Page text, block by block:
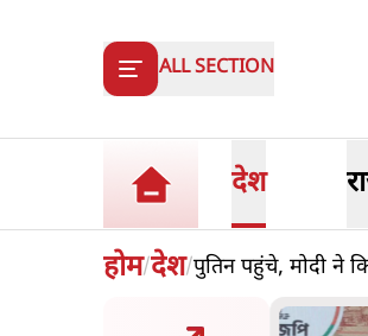
ALL SECTION
देश
होम/देश/पुतिन पहुंचे, मोदी ने
शाह के संसद में आने पर